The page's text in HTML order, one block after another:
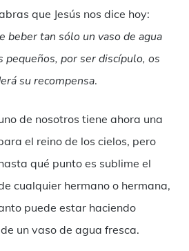
que Jesús nos dice hoy:
beber tan sólo un vaso de agua
pequeños, por ser discípulo, os
su recompensa.
de nosotros tiene ahora una
el reino de los cielos, pero
qué punto es sublime el
cualquier hermano o hermana,
puede estar haciendo
un vaso de agua fresca.